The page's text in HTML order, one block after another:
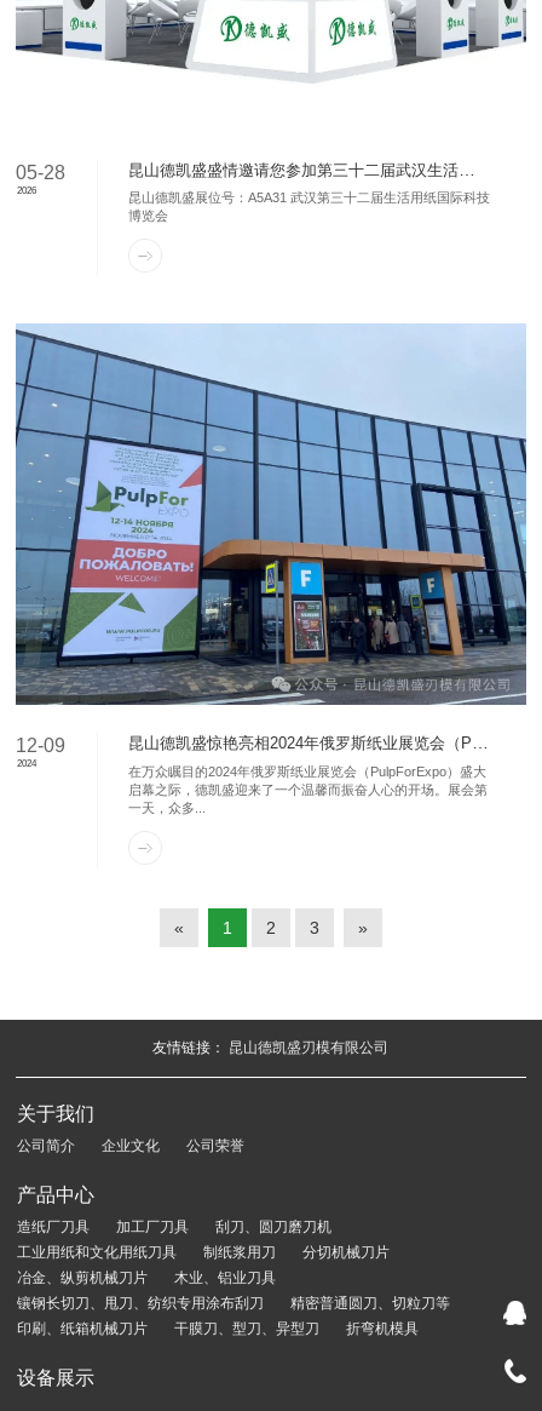
05-28
2026
昆山德凯盛盛情邀请您参加第三十二届武汉生活用纸国际科技展览会 4月16日-4月18日 不见不散
昆山德凯盛展位号：A5A31 武汉第三十二届生活用纸国际科技
博览会
12-09
2024
昆山德凯盛惊艳亮相2024年俄罗斯纸业展览会（PulpForExpo）
在万众瞩目的2024年俄罗斯纸业展览会（PulpForExpo）盛大
启幕之际，德凯盛迎来了一个温馨而振奋人心的开场。展会第
一天，众多...
« 1 2 3 »
友情链接： 昆山德凯盛刃模有限公司
关于我们
公司简介 企业文化 公司荣誉
产品中心
造纸厂刀具 加工厂刀具
刮刀、圆刀磨刀机
工业用纸和文化用纸刀具
制纸浆用刀
分切机械刀片
冶金、纵剪机械刀片
木业、铝业刀具
镶钢长切刀、甩刀、纺织专用涂布刮刀
精密普通圆刀、切粒刀等
印刷、纸箱机械刀片
干膜刀、型刀、异型刀 折弯机模具
设备展示